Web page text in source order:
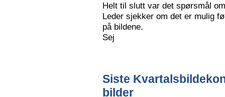
Helt til slutt var det spørsmål
Leder sjekker om det er mulig
på bildene.
Sej
Siste
bilder